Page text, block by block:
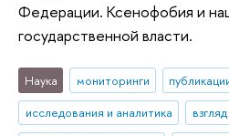
Федерации. Ксенофобия и
государственной власти.
Наука мониторинги
исследования и аналитика